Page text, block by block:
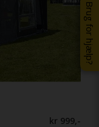
Brug for hjælp?
kr 999,-